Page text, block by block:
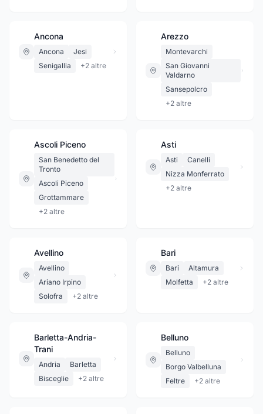
Ancona
Ancona
Jesi
Senigallia
+2 altre
Arezzo
Montevarchi
San Giovanni
Valdarno
Sansepolcro
+2 altre
Ascoli Piceno
San Benedetto del
Tronto
Ascoli Piceno
Grottammare
+2 altre
Asti
Asti
Canelli
Nizza Monferrato
+2 altre
Avellino
Avellino
Ariano Irpino
Solofra
+2 altre
Bari
Bari
Altamura
Molfetta
+2 altre
Barletta-Andria-
Trani
Andria
Barletta
Bisceglie
+2 altre
Belluno
Belluno
Borgo Valbelluna
Feltre
+2 altre